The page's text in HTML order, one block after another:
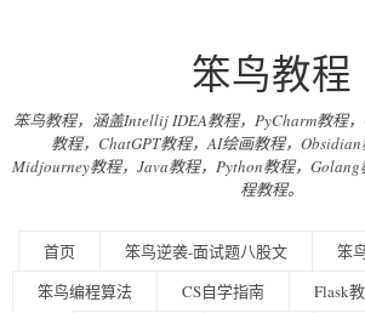
笨鸟教程
笨鸟教程，涵盖Intellij IDEA教程，PyCharm教程，
教程，ChatGPT教程，AI绘画教程，Obsidian
Midjourney教程，Java教程，Python教程，
程教程。
首页 笨鸟逆袭-面试题八股文
笨
笨鸟编程算法
CS自学指南 Flask